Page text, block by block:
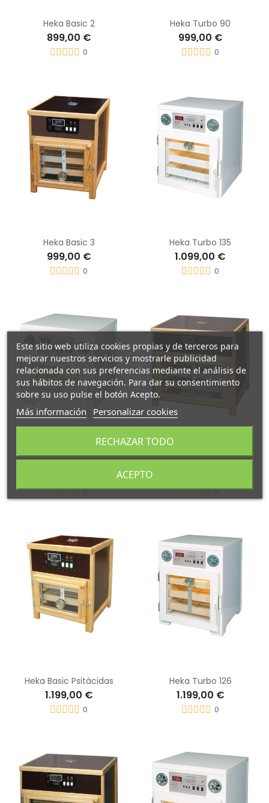
Heka Basic 2
899,00 €
0
Heka Turbo 90
999,00 €
0
Heka Basic 3
999,00 €
0
Heka Turbo 135
1.099,00 €
0
Heka Turbo 84
0
Heka Basic 5
0
Heka Basic Psitácidas
1.199,00 €
0
Heka Turbo 126
1.199,00 €
0
Este sitio web utiliza cookies propias y de terceros para
mejorar nuestros servicios y mostrarle publicidad
relacionada con sus preferencias mediante el análisis de
sus hábitos de navegación. Para dar su consentimiento
sobre su uso pulse el botón Acepto.
Más información Personalizar cookies
RECHAZAR TODO
ACEPTO